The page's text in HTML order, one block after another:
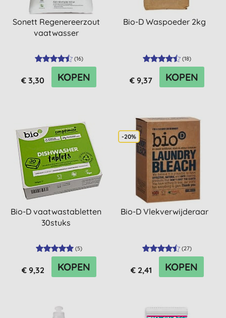
Sonett Regenereerzout
vaatwasser
(16)
€ 3,30 KOPEN
Bio-D Waspoeder 2kg
(18)
€ 9,37 KOPEN
Bio-D vaatwastabletten
30stuks
(5)
€ 9,32 KOPEN
-20%
Bio-D Vlekverwijderaar
(27)
€ 2,41 KOPEN